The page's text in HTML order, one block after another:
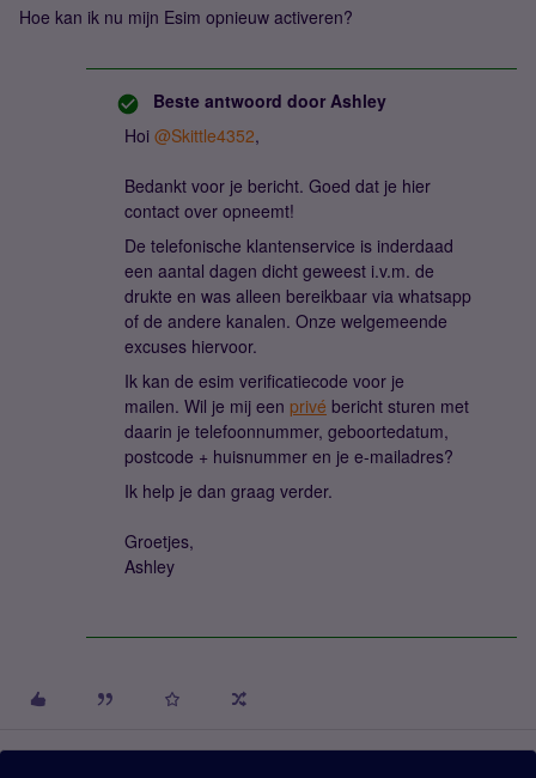
Hoe kan ik nu mijn Esim opnieuw activeren?
Beste antwoord door Ashley
Hoi @Skittle4352,
Bedankt voor je bericht. Goed dat je hier
contact over opneemt!
De telefonische klantenservice is inderdaad
een aantal dagen dicht geweest i.v.m. de
drukte en was alleen bereikbaar via whatsapp
of de andere kanalen. Onze welgemeende
excuses hiervoor.
Ik kan de esim verificatiecode voor je
mailen. Wil je mij een privé bericht sturen met
daarin je telefoonnummer, geboortedatum,
postcode + huisnummer en je e-mailadres?
Ik help je dan graag verder.
Groetjes,
Ashley